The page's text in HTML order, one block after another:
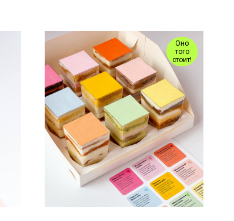
Оно
того
стоит!